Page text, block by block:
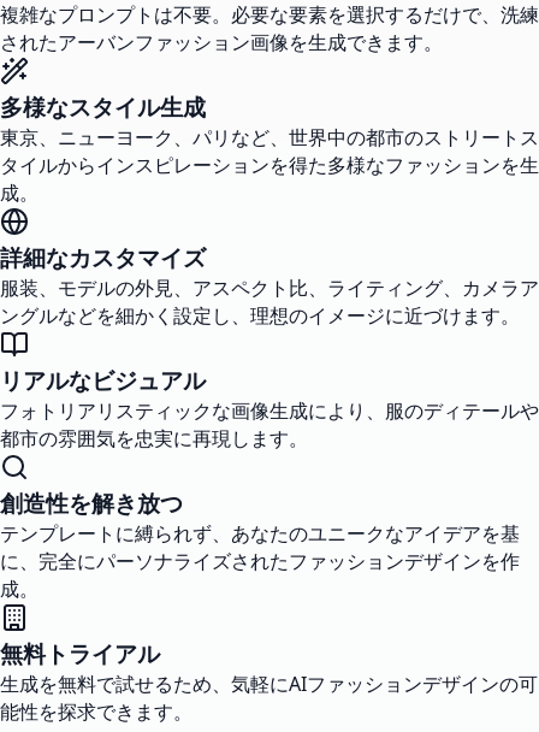
複雑なプロンプトは不要。必要な要素を選択するだけで、洗練
されたアーバンファッション画像を生成できます。
多様なスタイル生成
東京、ニューヨーク、パリなど、世界中の都市のストリートス
タイルからインスピレーションを得た多様なファッションを生
成。
詳細なカスタマイズ
服装、モデルの外見、アスペクト比、ライティング、カメラア
ングルなどを細かく設定し、理想のイメージに近づけます。
リアルなビジュアル
フォトリアリスティックな画像生成により、服のディテールや
都市の雰囲気を忠実に再現します。
創造性を解き放つ
テンプレートに縛られず、あなたのユニークなアイデアを基
に、完全にパーソナライズされたファッションデザインを作
成。
無料トライアル
生成を無料で試せるため、気軽にAIファッションデザインの可
能性を探求できます。